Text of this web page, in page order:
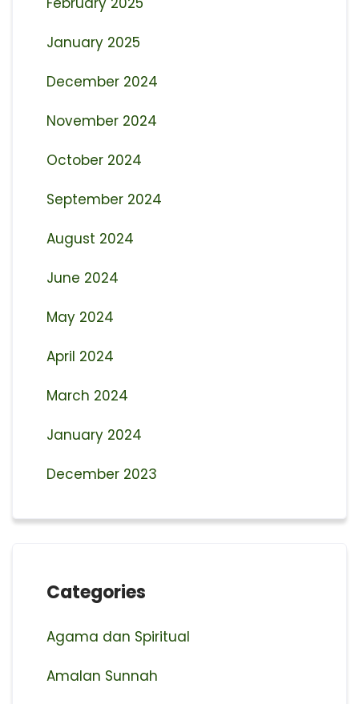
January 2025
December 2024
November 2024
October 2024
September 2024
August 2024
June 2024
May 2024
April 2024
March 2024
January 2024
December 2023
Categories
Agama dan Spiritual
Amalan Sunnah